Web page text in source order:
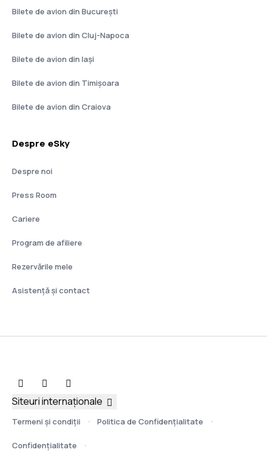
Bilete de avion din București
Bilete de avion din Cluj-Napoca
Bilete de avion din Iași
Bilete de avion din Timișoara
Bilete de avion din Craiova
Despre eSky
Despre noi
Press Room
Cariere
Program de afiliere
Rezervările mele
Asistenţă şi contact
Termeni şi condiţii Politica de Confidențialitate
Confidențialitate
Siteuri internaționale